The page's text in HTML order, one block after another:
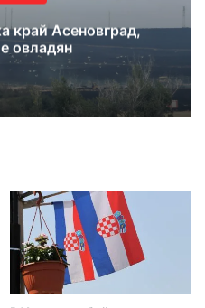
край Асеновград,
овладян